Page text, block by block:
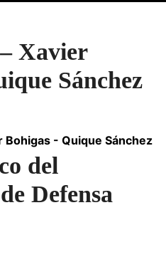
Xavier
Sánchez
del
Defensa
Bohigas - Quique Sánchez